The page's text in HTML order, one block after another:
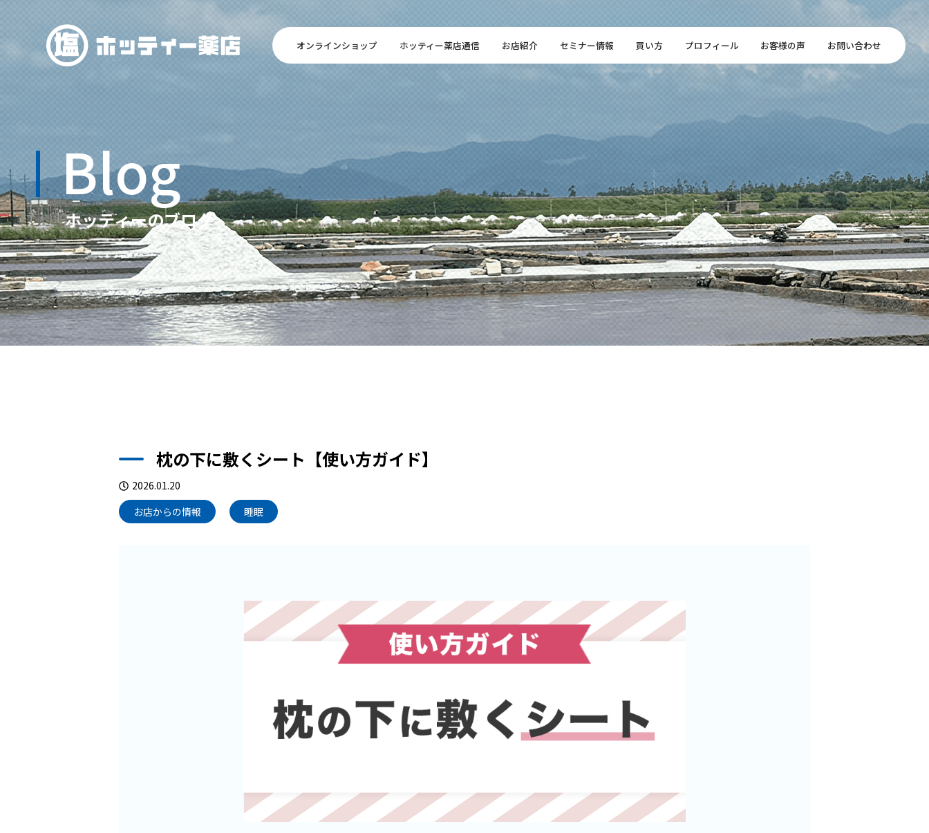
オンラインショップ ホッティー薬店通信 お店紹介 セミナー情報 買い方 プロフィール お客様の声 お問い合わせ
Blog
ホッティーのブログ
枕の下に敷くシート【使い方ガイド】
2026.01.20
お店からの情報
睡眠